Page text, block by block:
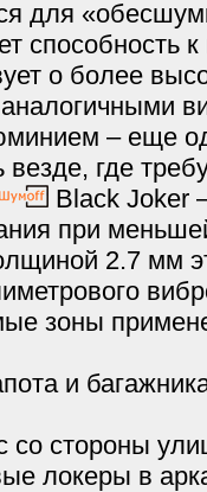
для
способность
о более
– еще
везде, где
Black Joker
при
2.7 мм
зоны
и
со стороны
локеры в